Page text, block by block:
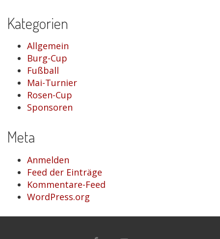
Kategorien
Allgemein
Burg-Cup
Fußball
Mai-Turnier
Rosen-Cup
Sponsoren
Meta
Anmelden
Feed der Einträge
Kommentare-Feed
WordPress.org